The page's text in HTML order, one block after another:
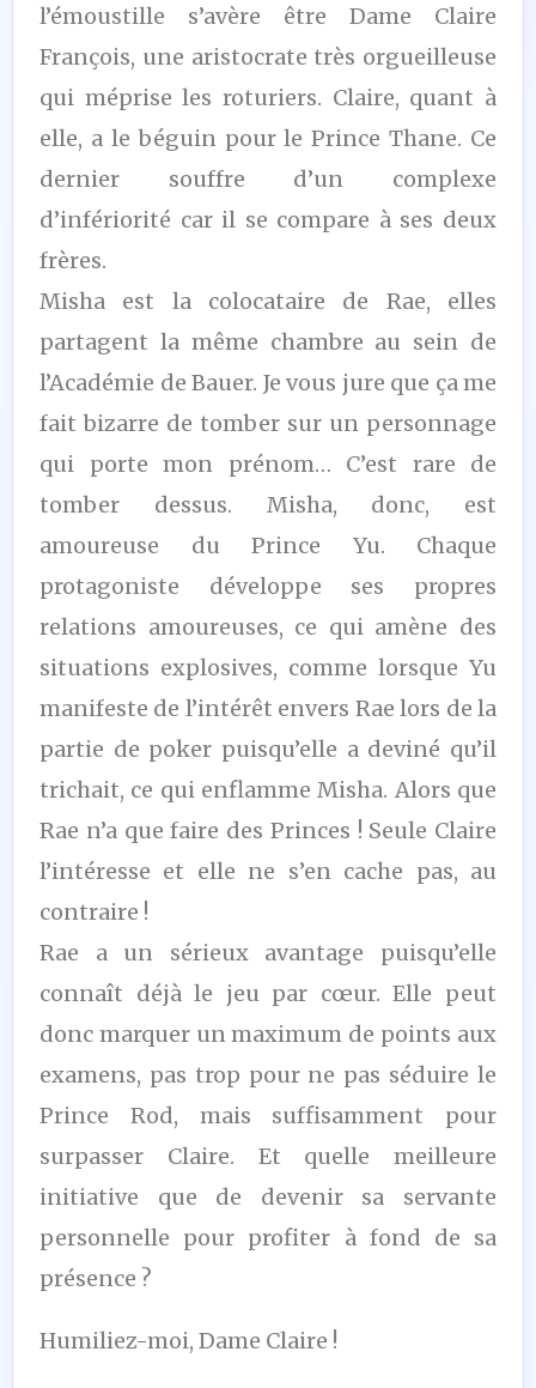
l’émoustille s’avère être Dame Claire
François, une aristocrate très orgueilleuse
qui méprise les roturiers. Claire, quant à
elle, a le béguin pour le Prince Thane. Ce
dernier souffre d’un complexe
d’infériorité car il se compare à ses deux
frères.
Misha est la colocataire de Rae, elles
partagent la même chambre au sein de
l’Académie de Bauer. Je vous jure que ça me
fait bizarre de tomber sur un personnage
qui porte mon prénom… C’est rare de
tomber dessus. Misha, donc, est
amoureuse du Prince Yu. Chaque
protagoniste développe ses propres
relations amoureuses, ce qui amène des
situations explosives, comme lorsque Yu
manifeste de l’intérêt envers Rae lors de la
partie de poker puisqu’elle a deviné qu’il
trichait, ce qui enflamme Misha. Alors que
Rae n’a que faire des Princes ! Seule Claire
l’intéresse et elle ne s’en cache pas, au
contraire !
Rae a un sérieux avantage puisqu’elle
connaît déjà le jeu par cœur. Elle peut
donc marquer un maximum de points aux
examens, pas trop pour ne pas séduire le
Prince Rod, mais suffisamment pour
surpasser Claire. Et quelle meilleure
initiative que de devenir sa servante
personnelle pour profiter à fond de sa
présence ?
Humiliez-moi, Dame Claire !